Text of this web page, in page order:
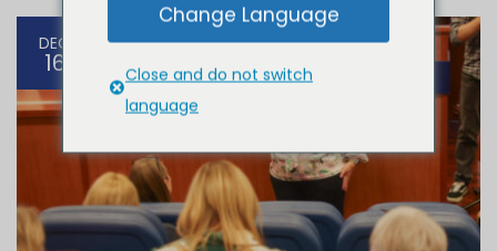
DEC
16
Change Language
Close and do not switch
language